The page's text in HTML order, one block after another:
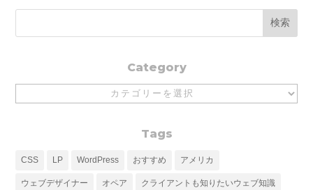
Category
Tags
CSS LP WordPress おすすめ アメリカ
ウェブデザイナー オペア クライアントも知りたいウェブ知識